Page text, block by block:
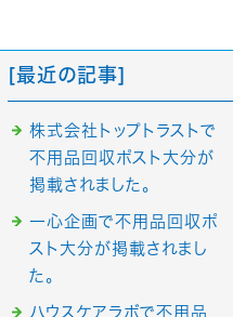
[最近の記事]
株式会社トップトラストで
不用品回収ポスト大分が
掲載されました。
一心企画で不用品回収ポ
スト大分が掲載されまし
た。
ハウスケアラボで不用品